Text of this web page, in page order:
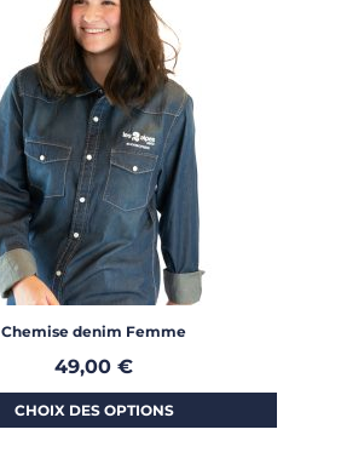
Chemise denim Femme
49,00 €
CHOIX DES OPTIONS